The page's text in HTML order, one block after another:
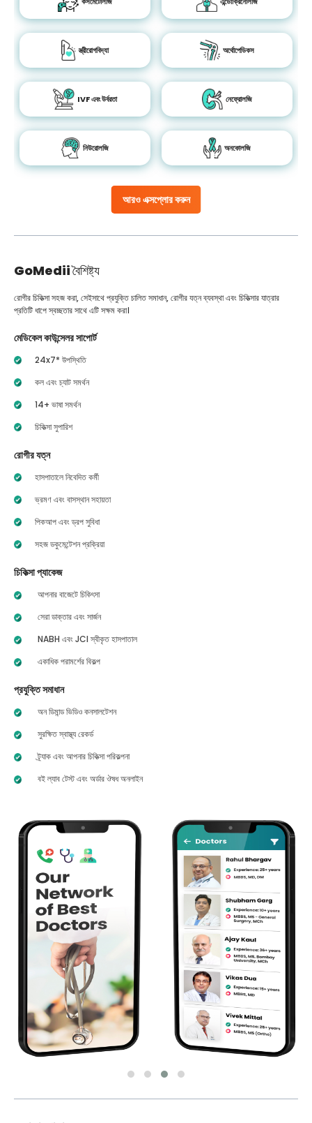
আরও এক্সপ্লোর করুন
স্ত্রীরোগবিদ্যা অর্থোপেডিকস
IVF এবং উর্বরতা নেফ্রোলজি
নিউরোলজি অনকোলজি
GoMediiবৈশিষ্ট্য
রোগীর চিকিত্সা সহজ করা, সেইসাথে প্রযুক্তি চালিত সমাধান, রোগীর যত্ন ব্যবস্থা এবং চিকিত্সার যাত্রার
প্রতিটি ধাপে স্বচ্ছতার সাথে এটি সক্ষম করা।
মেডিকেল কাউন্সেলর সাপোর্ট
24x7* উপস্থিতি
কল এবং চ্যাট সমর্থন
14+ ভাষা সমর্থন
চিকিত্সা সুপারিশ
রোগীর যত্ন
হাসপাতালে নিবেদিত কর্মী
ভ্রমণ এবং বাসস্থান সহায়তা
পিকআপ এবং ড্রপ সুবিধা
সহজ ডকুমেন্টেশন প্রক্রিয়া
চিকিত্সা প্যাকেজ
আপনার বাজেটে চিকিৎসা
সেরা ডাক্তার এবং সার্জন
NABH এবং JCI স্বীকৃত হাসপাতাল
একাধিক পরামর্শের বিকল্প
প্রযুক্তি সমাধান
অন ডিমান্ড ভিডিও কনসালটেশন
সুরক্ষিত স্বাস্থ্য রেকর্ড
ট্র্যাক এবং আপনার চিকিত্সা পরিকল্পনা
বই ল্যাব টেস্ট এবং অর্ডার ঔষধ অনলাইন